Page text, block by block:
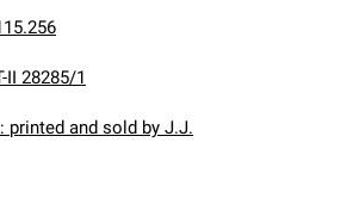
II 28285/1
printed and sold by J.J.